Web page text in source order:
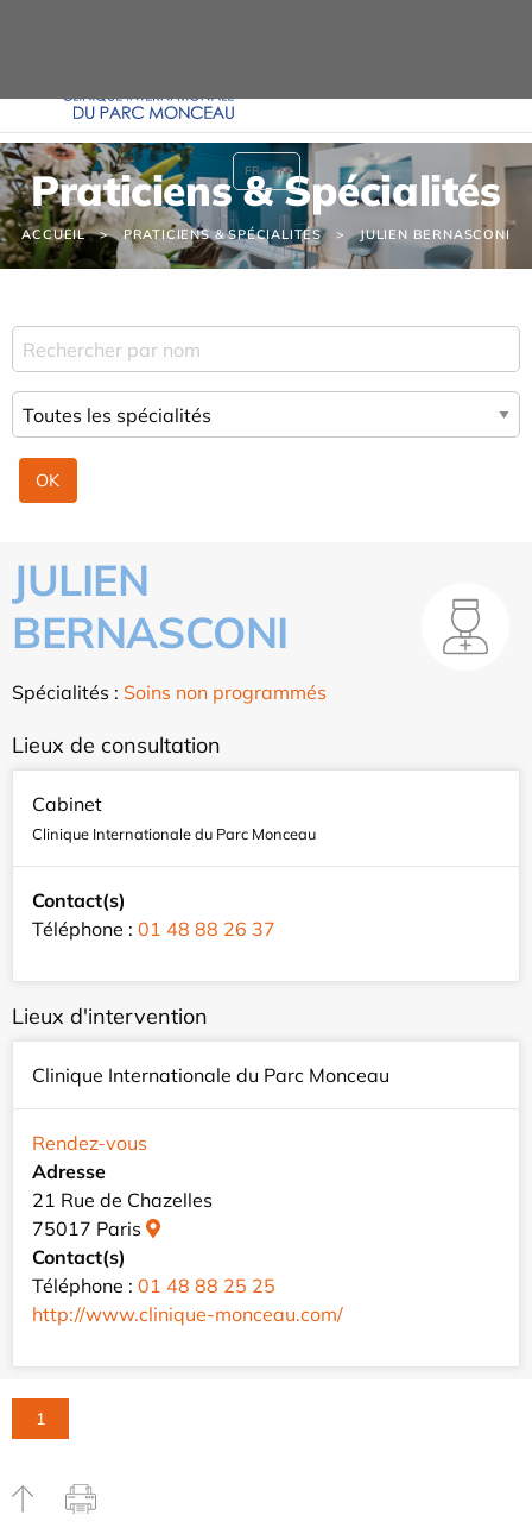
Praticiens & Spécialités
ACCUEIL PRATICIENS & SPÉCIALITÉS JULIEN BERNASCONI
JULIEN
BERNASCONI
Spécialités : Soins non programmés
Lieux de consultation
Cabinet
Clinique Internationale du Parc Monceau
Contact(s)
Téléphone : 01 48 88 26 37
Lieux d'intervention
Clinique Internationale du Parc Monceau
Rendez-vous
Adresse
21 Rue de Chazelles
75017 Paris
Contact(s)
Téléphone : 01 48 88 25 25
http://www.clinique-monceau.com/
1
FR EN